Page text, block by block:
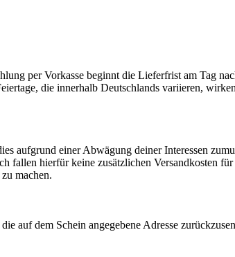
per Vorkasse beginnt die Lieferfrist am Tag
die innerhalb Deutschlands variieren,
aufgrund einer Abwägung deiner Interessen
fallen hierfür keine zusätzlichen Versandkosten
machen.
auf dem Schein angegebene Adresse